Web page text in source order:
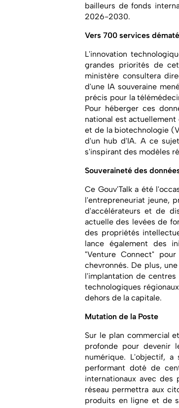
bailleurs de fonds
2026-2030.
Vers 700 services
L'innovation
grandes priorités de
ministère consultera
d'une IA souveraine
précis pour la
Pour héberger ces
national est
et de la biotechnologie
d'un hub d'IA. A ce
s'inspirant des modèles
Souveraineté des
Ce Gouv'Talk a été
l'entrepreneuriat jeune,
d'accélérateurs et de
actuelle des levées de
des propriétés
lance également des
"Venture Connect"
chevronnés. De plus,
l'implantation de
technologiques
dehors de la capitale.
Mutation de la Poste
Sur le plan commercial
profonde pour devenir
numérique. L'objectif,
performant doté de
internationaux avec des
réseau permettra aux
produits en ligne et de